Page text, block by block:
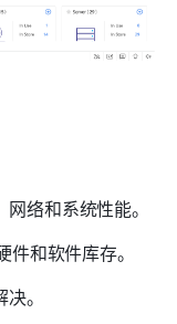
络和系统性能。
和软件库存。
。